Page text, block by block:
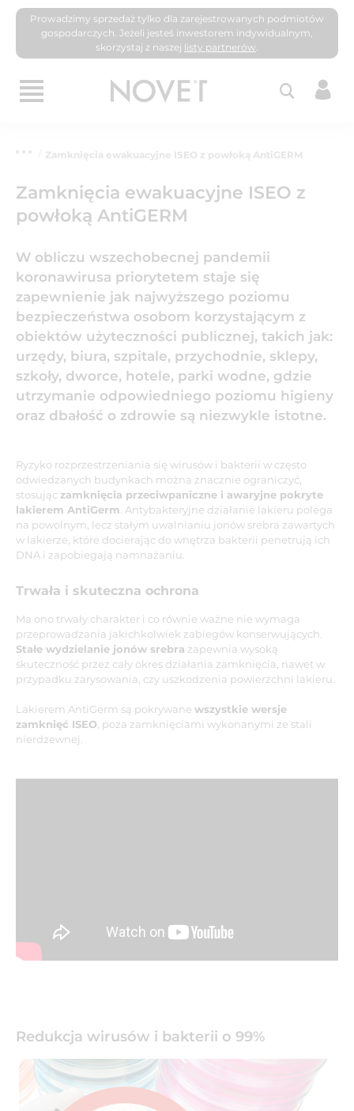
Prowadzimy sprzedaż tylko dla zarejestrowanych podmiotów
gospodarczych. Jeżeli jesteś inwestorem indywidualnym,
skorzystaj z naszej listy partnerów.
Zamknięcia ewakuacyjne ISEO z powłoką AntiGERM
Zamknięcia ewakuacyjne ISEO z
powłoką AntiGERM
W obliczu wszechobecnej pandemii
koronawirusa priorytetem staje się
zapewnienie jak najwyższego poziomu
bezpieczeństwa osobom korzystającym z
obiektów użyteczności publicznej, takich jak:
urzędy, biura, szpitale, przychodnie, sklepy,
szkoły, dworce, hotele, parki wodne, gdzie
utrzymanie odpowiedniego poziomu higieny
oraz dbałość o zdrowie są niezwykle istotne.
Ryzyko rozprzestrzeniania się wirusów i bakterii w często
odwiedzanych budynkach można znacznie ograniczyć,
stosując zamknięcia przeciwpaniczne i awaryjne pokryte
lakierem AntiGerm . Antybakteryjne działanie lakieru polega
na powolnym, lecz stałym uwalnianiu jonów srebra zawartych
w lakierze, które docierając do wnętrza bakterii penetrują ich
DNA i zapobiegają namnażaniu.
Trwała i skuteczna ochrona
Ma ono trwały charakter i co równie ważne nie wymaga
przeprowadzania jakichkolwiek zabiegów konserwujących.
Stałe wydzielanie jonów srebra zapewnia wysoką
skuteczność przez cały okres działania zamknięcia, nawet w
przypadku zarysowania, czy uszkodzenia powierzchni lakieru.
Lakierem AntiGerm są pokrywane wszystkie wersje
zamknięć ISEO , poza zamknięciami wykonanymi ze stali
nierdzewnej.
Redukcja wirusów i bakterii o 99%